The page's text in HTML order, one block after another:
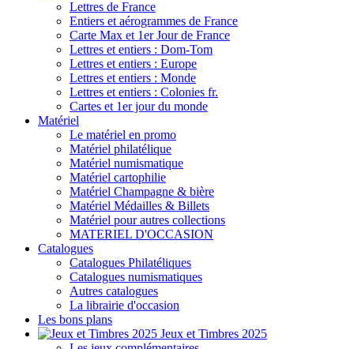
Lettres de France
Entiers et aérogrammes de France
Carte Max et 1er Jour de France
Lettres et entiers : Dom-Tom
Lettres et entiers : Europe
Lettres et entiers : Monde
Lettres et entiers : Colonies fr.
Cartes et 1er jour du monde
Matériel
Le matériel en promo
Matériel philatélique
Matériel numismatique
Matériel cartophilie
Matériel Champagne & bière
Matériel Médailles & Billets
Matériel pour autres collections
MATERIEL D'OCCASION
Catalogues
Catalogues Philatéliques
Catalogues numismatiques
Autres catalogues
La librairie d'occasion
Les bons plans
Jeux et Timbres 2025